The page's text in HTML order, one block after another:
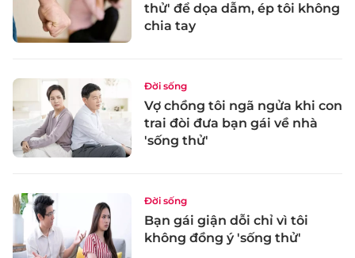
thử' để dọa dẫm, ép tôi không
chia tay
Đời sống
Vợ chồng tôi ngã ngửa khi con
trai đòi đưa bạn gái về nhà
'sống thử'
Đời sống
Bạn gái giận dỗi chỉ vì tôi
không đồng ý 'sống thử'